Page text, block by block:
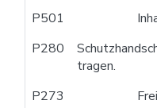
P501
P280
tragen.
P273